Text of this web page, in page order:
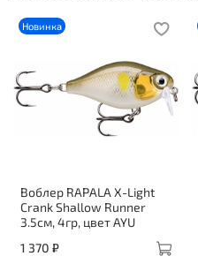
Новинка
Воблер RAPALA X-Light
Crank Shallow Runner
3.5см, 4гр, цвет AYU
1 370 ₽